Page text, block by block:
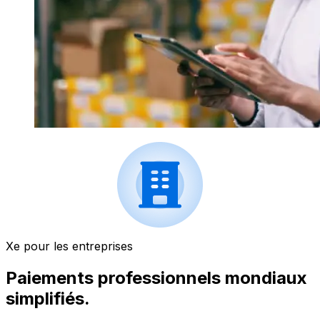
Xe pour les entreprises
Paiements professionnels mondiaux
simplifiés.